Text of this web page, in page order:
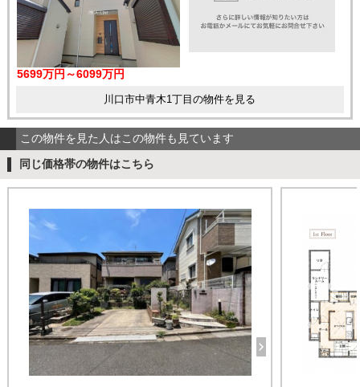
5699万円～6099万円
川口市中青木1丁目の物件を見る
この物件を見た人はこの物件も見ています
同じ価格帯の物件はこちら